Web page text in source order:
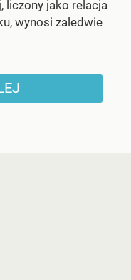
liczony jako relacja
wynosi zaledwie